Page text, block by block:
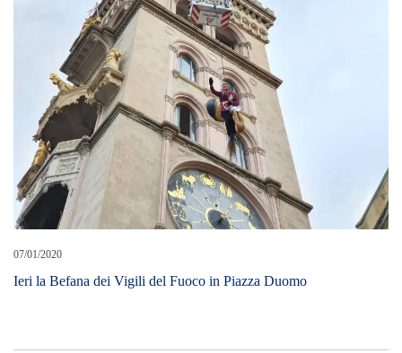
07/01/2020
Ieri la Befana dei Vigili del Fuoco in Piazza Duomo